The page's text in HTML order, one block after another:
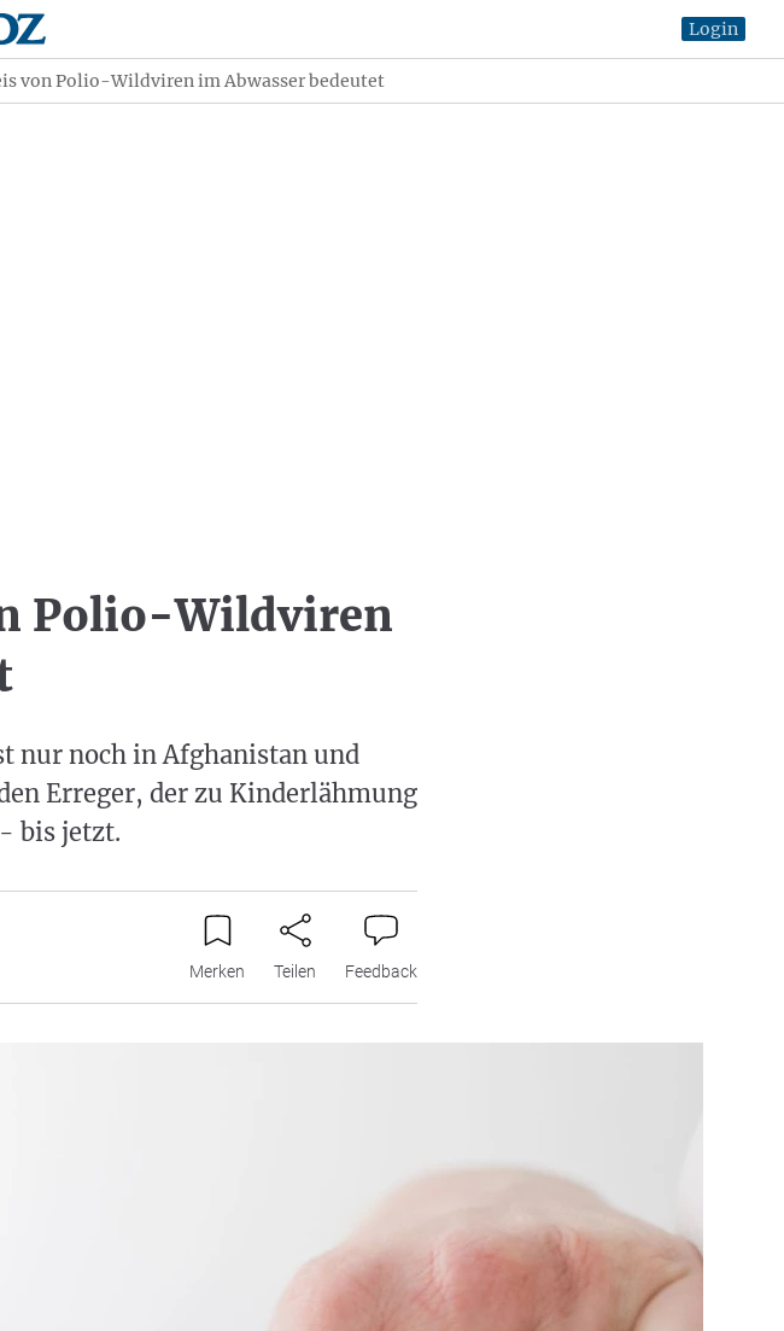
Login
von Polio-Wildviren im Abwasser bedeutet
Polio-Wildviren
nur noch in Afghanistan und
Erreger, der zu Kinderlähmung
bis jetzt.
Merken Teilen Feedback